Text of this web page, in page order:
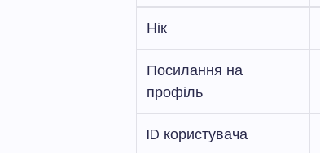
Нік
Посилання на
профіль
ID користувача